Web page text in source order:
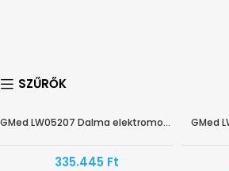
SZŰRŐK
GMed LW05207 Dalma elektromos betegágy
335.445 Ft
GMed